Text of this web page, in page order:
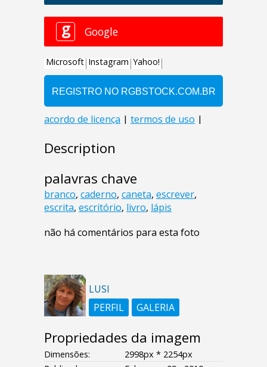
Description
palavras chave
branco, caderno, caneta, escrever,
escrita, escritório, livro, lápis
não há comentários para esta foto
LUSI
PERFIL
GALERIA
Propriedades da imagem
Dimensões:
2998px * 2254px